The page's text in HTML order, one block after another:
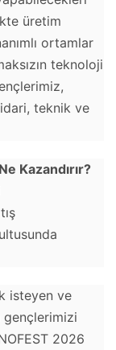
üretim
ortamlar
teknoloji
teknik ve
Kazandırır?
isteyen ve
2026